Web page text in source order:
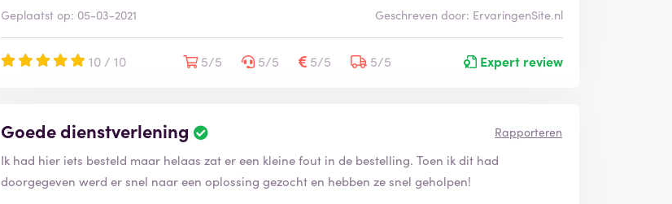
Geplaatst op: 05-03-2021 Geschreven door: ErvaringenSite.nl
10 / 10 5/5 5/5 5/5 5/5 Expert review
Goede dienstverlening Rapporteren
Ik had hier iets besteld maar helaas zat er een kleine fout in de bestelling. Toen ik dit had
doorgegeven werd er snel naar een oplossing gezocht en hebben ze snel geholpen!